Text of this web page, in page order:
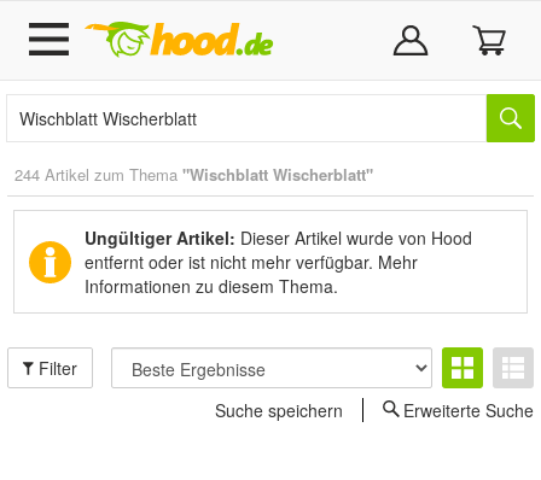
244 Artikel zum Thema "Wischblatt Wischerblatt"
Ungültiger Artikel: Dieser Artikel wurde von Hood
entfernt oder ist nicht mehr verfügbar. Mehr
Informationen zu diesem Thema.
Filter
Suche speichern
Erweiterte Suche